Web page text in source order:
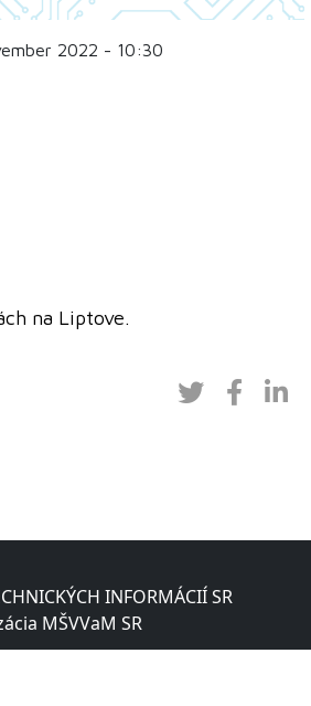
2022 - 10:30
na Liptove.
INFORMÁCIÍ SR
MŠVVaM SR